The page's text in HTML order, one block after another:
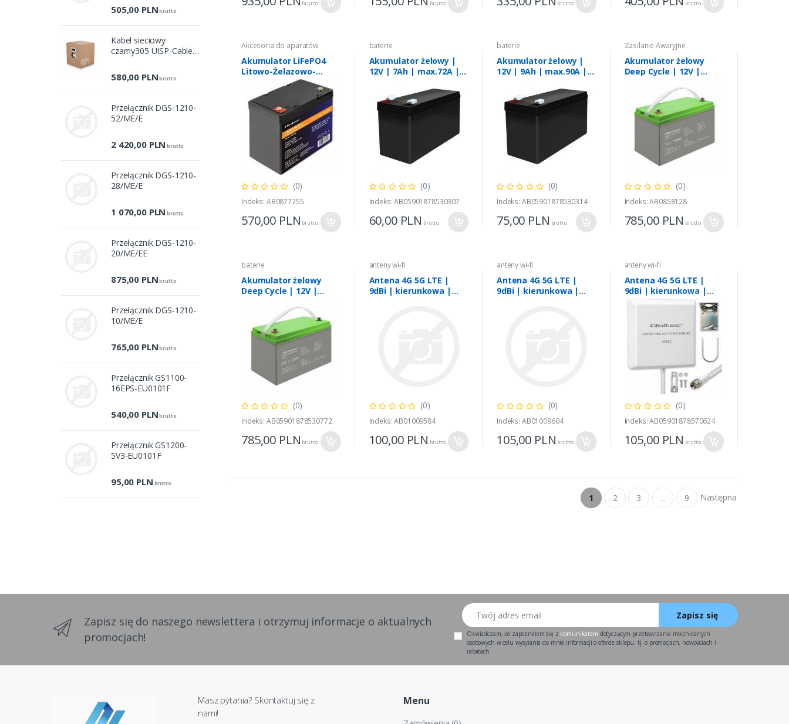
505,00 PLNbrutto
Kabel sieciowy
czarny305 UISP-Cable-
580,00 PLNbrutto
Przełącznik DGS-1210-
52/ME/E
2 420,00 PLN brutto
Przełącznik DGS-1210-
28/ME/E
1 070,00 PLN brutto
Przełącznik DGS-1210-
20/ME/EE
875,00 PLNbrutto
Przełącznik DGS-1210-
10/ME/E
765,00 PLNbrutto
Przełącznik GS1100-
16EPS-EU0101F
540,00 PLNbrutto
Przełącznik GS1200-
5V3-EU0101F
95,00 PLN brutto
brutto brutto brutto brutto
Akcesoria do aparatów
Akumulator LiFePO4
Litowo-Żelazowo-
Fosforanowy | 12.8V |
50Ah | 640Wh | BMS
(0)
Indeks: AB0877255
570,00 PLN brutto
baterie
Akumulator żelowy |
12V | 7Ah | max.72A |
(0)
Indeks: AB05901878530307
60,00 PLN brutto
baterie
Akumulator żelowy |
12V | 9Ah | max.90A |
(0)
Indeks: AB05901878530314
75,00 PLN brutto
Zasilanie Awaryjne
Akumulator żelowy
Deep Cycle | 12V |
(0)
Indeks: AB0858128
785,00 PLN brutto
baterie
Akumulator żelowy
Deep Cycle | 12V |
(0)
Indeks: AB05901878530772
785,00 PLN brutto
anteny wi-fi
Antena 4G 5G LTE |
9dBi | kierunkowa |
(0)
Indeks: AB01009584
100,00 PLN brutto
anteny wi-fi
Antena 4G 5G LTE |
9dBi | kierunkowa |
(0)
Indeks: AB01009604
105,00 PLN brutto
anteny wi-fi
Antena 4G 5G LTE |
9dBi | kierunkowa |
zewnętrzna | SMA |
wodoodporna | 3m
(0)
Indeks: AB05901878570624
105,00 PLN brutto
1 2 3 ... 9 Następna
Zapisz się do naszego newslettera i otrzymuj informacje o aktualnych
promocjach!
Twój adres email
Zapisz się
Oświadczam, że zapoznałem się z komunikatem dotyczącym przetwarzania moich danych
osobowych w celu wysyłania do mnie informacji o ofercie sklepu, tj. o promocjach, nowościach i
rabatach
Masz pytania? Skontaktuj się z
nami!
Menu